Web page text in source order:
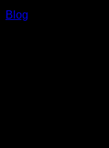
Blog